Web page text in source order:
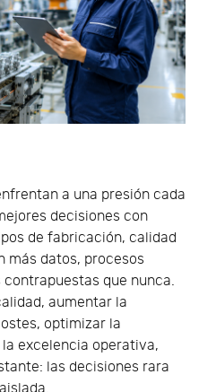
a una presión cada
decisiones con
de fabricación, calidad
más datos, procesos
que nunca.
aumentar la
optimizar la
excelencia operativa,
las decisiones rara